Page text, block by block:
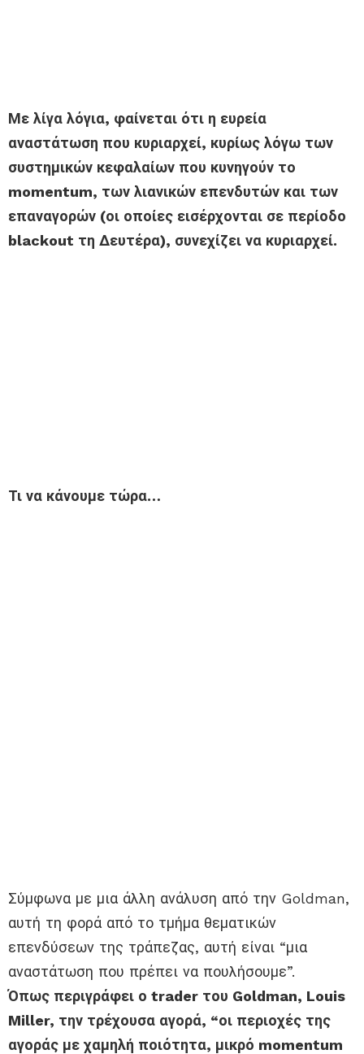
Με λίγα λόγια, φαίνεται ότι η ευρεία
αναστάτωση που κυριαρχεί, κυρίως λόγω των
συστημικών κεφαλαίων που κυνηγούν το
momentum, των λιανικών επενδυτών και των
επαναγορών (οι οποίες εισέρχονται σε περίοδο
blackout τη Δευτέρα), συνεχίζει να κυριαρχεί.
Τι να κάνουμε τώρα…
Σύμφωνα με μια άλλη ανάλυση από την Goldman,
αυτή τη φορά από το τμήμα θεματικών
επενδύσεων της τράπεζας, αυτή είναι “μια
αναστάτωση που πρέπει να πουλήσουμε”.
Όπως περιγράφει ο trader του Goldman, Louis
Miller, την τρέχουσα αγορά, “οι περιοχές της
αγοράς με χαμηλή ποιότητα, μικρό momentum